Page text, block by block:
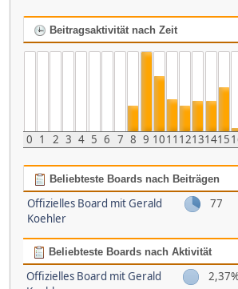
Beitragsaktivität nach Zeit
0 1 2 3 4 5 6 7 8 9 1011 12131415
Beliebteste Boards nach Beiträgen
Offizielles Board mit Gerald
Koehler
77
Beliebteste Boards nach Aktivität
Offizielles Board mit Gerald